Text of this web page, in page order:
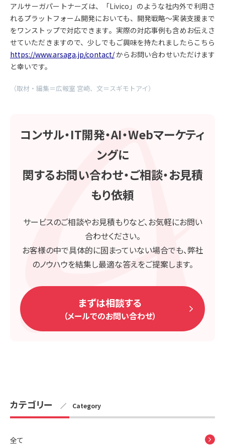
アルサーガパートナーズは、「Livico」のような社内外で利用さ
れるプラットフォーム開発においても、開発戦略〜実装支援まで
をワンストップで対応できます。実際の対応事例も含めお伝えさ
せていただきますので、少しでもご興味を持たれましたらこちら
https://www.arsaga.jp/contact/からお問い合わせいただけます
と幸いです。
（取材・編集＝広報室 宮崎、文＝スギモトアイ）
コンサル・IT開発・AI・Webマーケティ
ングに
関するお問い合わせ・ご相談・お見積
もり依頼
サービスのご相談やお見積もりなど、お気軽にお問い
合わせください。
お客様の中で具体的に固まっていない場合でも、弊社
のノウハウを結集し最適な答えをご提案します。
まずは相談する
（メールでのお問い合わせ）
カテゴリー ／ Category
全て